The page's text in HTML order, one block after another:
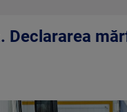
Declararea